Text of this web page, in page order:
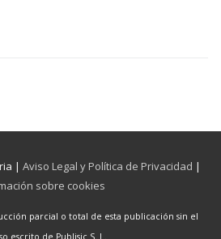
| Aviso Legal y Política de Privacidad |
sobre cookies
parcial o total de esta publicación sin el
escrito de Publisic S. L.